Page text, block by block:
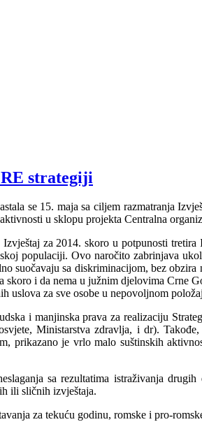
RE strategiji
se 15. maja sa ciljem razmatranja
u sklopu projekta Centralna
za 2014. skoro u potpunosti
populaciji. Ovo naročito zabrinjava
suočavaju sa diskriminacijom, bez
i da nema u južnim djelovima Crne
uslova za sve osobe u nepovoljnom
i manjinska prava za realizaciju
Ministarstva zdravlja, i dr).
prikazano je vrlo malo suštinskih
sa rezultatima istraživanja drugih
ili sličnih izvještaja.
za tekuću godinu, romske i pro-